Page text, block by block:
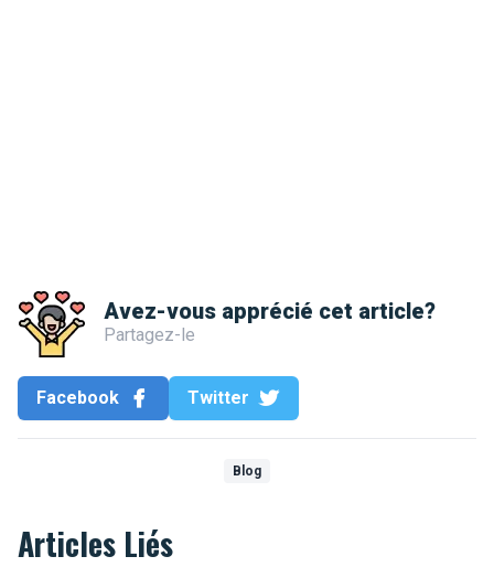
Avez-vous apprécié cet article?
Partagez-le
Facebook Twitter
Blog
Articles Liés